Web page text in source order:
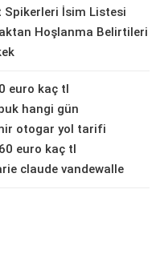
Spikerleri İsim Listesi
Hoşlanma Belirtileri
euro kaç tl
hangi gün
otogar yol tarifi
euro kaç tl
claude vandewalle